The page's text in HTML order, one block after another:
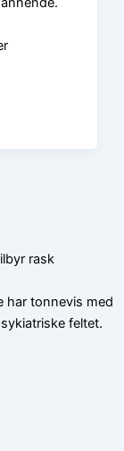
rask
har tonnevis med
feltet.